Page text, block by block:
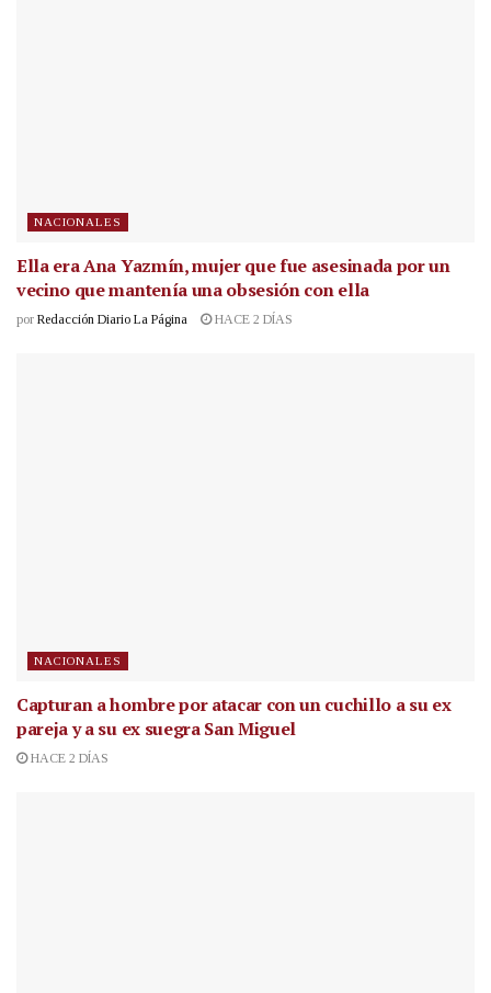
NACIONALES
Ella era Ana Yazmín, mujer que fue asesinada por un
vecino que mantenía una obsesión con ella
por Redacción Diario La Página HACE 2 DÍAS
NACIONALES
Capturan a hombre por atacar con un cuchillo a su ex
pareja y a su ex suegra San Miguel
HACE 2 DÍAS